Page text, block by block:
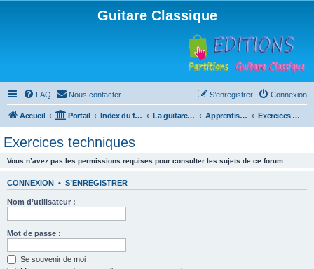
Guitare Classique
FAQ Nous contacter Connexion
S’enregistrer
Accueil Portail Index du forum La guitare : instrument, cours et théorie Apprentissage et enseignement de la guitare Exercices techniques
Exercices techniques
Vous n’avez pas les permissions requises pour consulter les sujets de ce forum.
CONNEXION • S’ENREGISTRER
Nom d’utilisateur :
Mot de passe :
Se souvenir de moi